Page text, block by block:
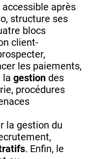
après
structure ses
blocs
client-
les paiements,
la gestion des
procédures
la gestion du
. Enfin, le